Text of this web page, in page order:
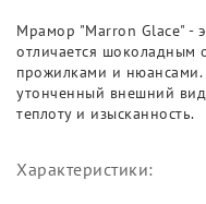
Мрамор "Marron Glace" -
отличается шоколадным
прожилками и нюансами.
утонченный внешний
теплоту и изысканность.
Характеристики: